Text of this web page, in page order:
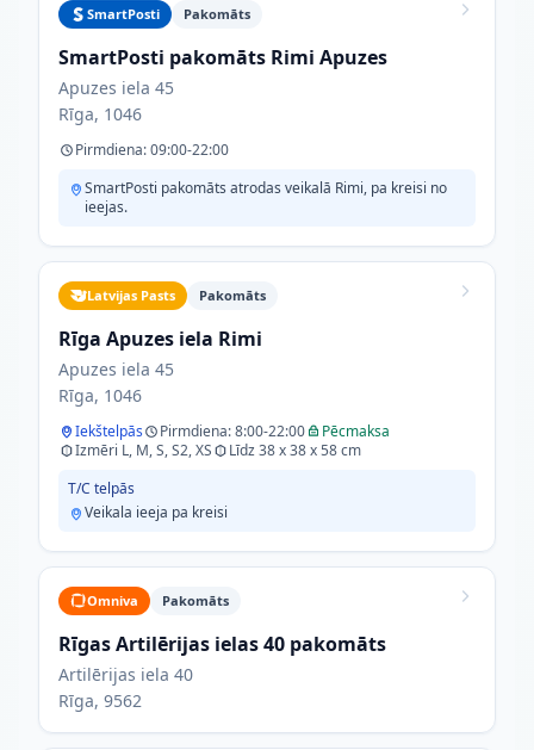
SmartPosti Pakomāts
SmartPosti pakomāts Rimi Apuzes
Apuzes iela 45
Rīga, 1046
Pirmdiena: 09:00-22:00
SmartPosti pakomāts atrodas veikalā Rimi, pa kreisi no
ieejas.
Latvijas Pasts Pakomāts
Rīga Apuzes iela Rimi
Apuzes iela 45
Rīga, 1046
Iekštelpās Pirmdiena: 8:00-22:00
Pēcmaksa
Izmēri L, M, S, S2, XS
Līdz 38 x 38 x 58 cm
T/C telpās
Veikala ieeja pa kreisi
Omniva Pakomāts
Rīgas Artilērijas ielas 40 pakomāts
Artilērijas iela 40
Rīga, 9562